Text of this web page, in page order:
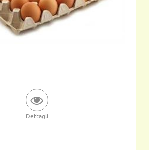
Dettagli